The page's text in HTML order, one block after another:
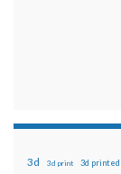
3d 3d print 3d printed